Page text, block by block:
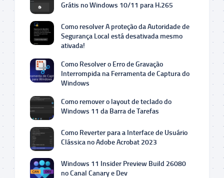
Grátis no Windows 10/11 para H.265
Como resolver A proteção da Autoridade de
Segurança Local está desativada mesmo
ativada!
Como Resolver o Erro de Gravação
Interrompida na Ferramenta de Captura do
Windows
Como remover o layout de teclado do
Windows 11 da Barra de Tarefas
Como Reverter para a Interface de Usuário
Clássica no Adobe Acrobat 2023
Windows 11 Insider Preview Build 26080
no Canal Canary e Dev